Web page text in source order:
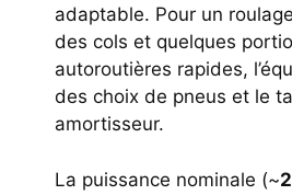
adaptable. Pour un
des cols et quelques
autoroutières rapides,
des choix de pneus et le
amortisseur.
La puissance nominale (~